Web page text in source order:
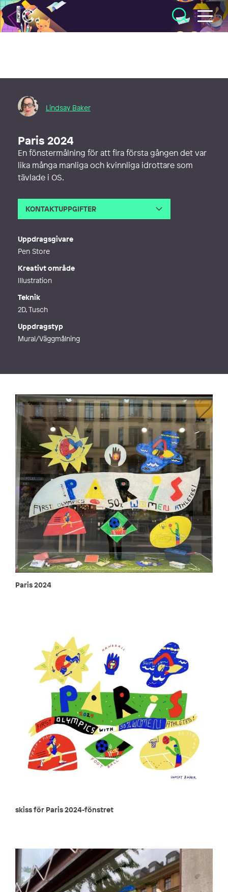
Illustratörcentrum
Lindsay Baker
Paris 2024
En fönstermålning för att fira första gången det var
lika många manliga och kvinnliga idrottare som
tävlade i OS.
KONTAKTUPPGIFTER
f.com/
Uppdragsgivare
Pen Store
Kreativt område
Illustration
Teknik
2D, Tusch
Uppdragstyp
Mural/Väggmålning
Paris 2024
skiss för Paris 2024-fönstret